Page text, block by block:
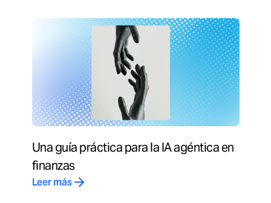
Una guía práctica para la IA agéntica en
finanzas
Leer más